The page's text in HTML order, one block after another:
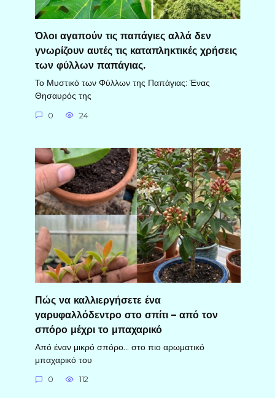
Όλοι αγαπούν τις παπάγιες αλλά δεν
γνωρίζουν αυτές τις καταπληκτικές χρήσεις
των φύλλων παπάγιας.
Το Μυστικό των Φύλλων της Παπάγιας: Ένας
Θησαυρός της
0 24
Πώς να καλλιεργήσετε ένα
γαρυφαλλόδεντρο στο σπίτι – από τον
σπόρο μέχρι το μπαχαρικό
Από έναν μικρό σπόρο… στο πιο αρωματικό
μπαχαρικό του
0 112